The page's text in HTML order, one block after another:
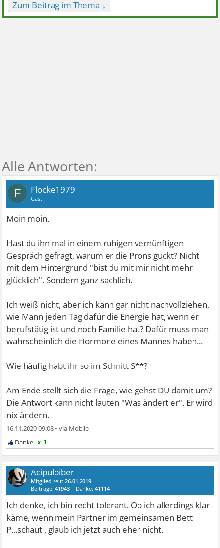
Zum Beitrag im Thema ↓
F Flocke1979
Gast
Moin moin.
Hast du ihn mal in einem ruhigen vernünftigen
Gespräch gefragt, warum er die Prons guckt? Nicht
mit dem Hintergrund "bist du mit mir nicht mehr
glücklich". Sondern ganz sachlich.
Ich weiß nicht, aber ich kann gar nicht nachvollziehen,
wie Mann jeden Tag dafür die Energie hat, wenn er
berufstätig ist und noch Familie hat? Dafür muss man
wahrscheinlich die Hormone eines Mannes haben...
Wie häufig habt ihr so im Schnitt S**?
Am Ende stellt sich die Frage, wie gehst DU damit um?
Die Antwort kann nicht lauten "Was ändert er". Er wird
nix ändern.
16.11.2020 09:08 •
x 1
Acipulbiber
Mitglied seit:26.01.2019
Beiträge:41943 Danke:41114
Ich denke, ich bin recht tolerant. Ob ich allerdings klar
käme, wenn mein Partner im gemeinsamen Bett
P...schaut , glaub ich jetzt auch eher nicht.